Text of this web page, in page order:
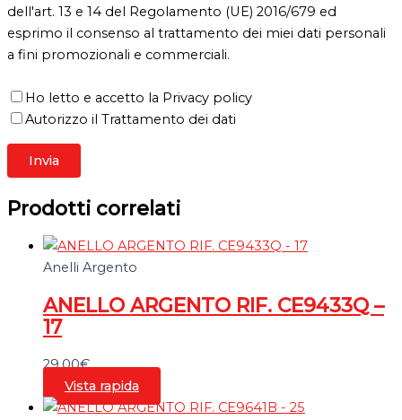
dell'art. 13 e 14 del Regolamento (UE) 2016/679 ed
esprimo il consenso al trattamento dei miei dati personali
a fini promozionali e commerciali.
Ho letto e accetto la Privacy policy
Autorizzo il Trattamento dei dati
Prodotti correlati
Anelli Argento
ANELLO ARGENTO RIF. CE9433Q –
17
29,00€
Vista rapida